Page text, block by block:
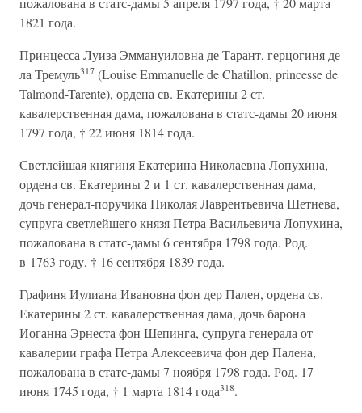
1821 года.
Принцесса Луиза Эммануиловна де Тарант, герцогиня де
ла Тремуль317 (Louise Emmanuelle de Chatillon, princesse de
Talmond-Tarente), ордена св. Екатерины 2 ст.
кавалерственная дама, пожалована в статс-дамы 20 июня
1797 года, † 22 июня 1814 года.
Светлейшая княгиня Екатерина Николаевна Лопухина,
ордена св. Екатерины 2 и 1 ст. кавалерственная дама,
дочь генерал-поручика Николая Лаврентьевича Шетнева,
супруга светлейшего князя Петра Васильевича Лопухина,
пожалована в статс-дамы 6 сентября 1798 года. Род.
в 1763 году, † 16 сентября 1839 года.
Графиня Иулиана Ивановна фон дер Пален, ордена св.
Екатерины 2 ст. кавалерственная дама, дочь барона
Иоганна Эрнеста фон Шепинга, супруга генерала от
кавалерии графа Петра Алексеевича фон дер Палена,
пожалована в статс-дамы 7 ноября 1798 года. Род. 17
июня 1745 года, † 1 марта 1814 года318.